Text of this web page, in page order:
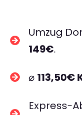
Umzug
149€.
⌀ 113,50€
Express-